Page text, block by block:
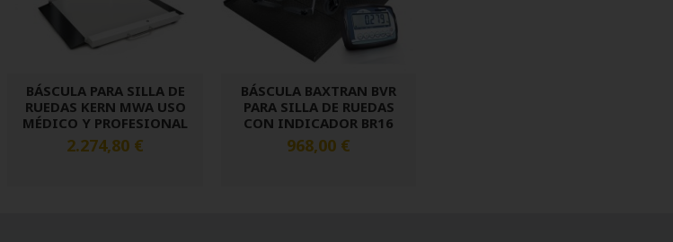
BÁSCULA PARA SILLA DE
RUEDAS KERN MWA USO
MÉDICO Y PROFESIONAL
2.274,80 €
BÁSCULA BAXTRAN BVR
PARA SILLA DE RUEDAS
CON INDICADOR BR16
968,00 €